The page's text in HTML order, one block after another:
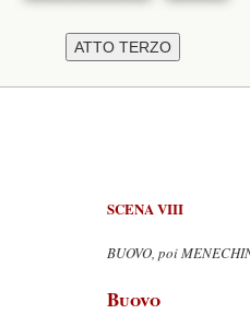
SCENA VIII
BUOVO, poi
Buovo